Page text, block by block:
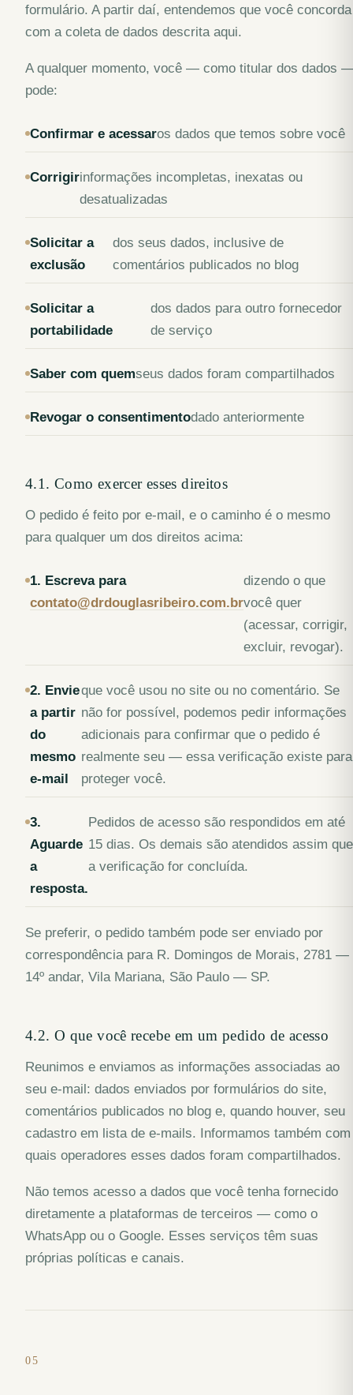
formulário. A partir daí, entendemos que você concorda
com a coleta de dados descrita aqui.
A qualquer momento, você — como titular dos dados
pode:
Confirmar e acessaros dados que temos sobre você
Corrigirinformações incompletas, inexatas ou
desatualizadas
Solicitar a
exclusão
dos seus dados, inclusive de
comentários publicados no blog
Solicitar a
portabilidade
dos dados para outro fornecedor
de serviço
Saber com quemseus dados foram compartilhados
Revogar o consentimentodado anteriormente
4.1. Como exercer esses direitos
O pedido é feito por e-mail, e o caminho é o mesmo
para qualquer um dos direitos acima:
1. Escreva para
contato@drdouglasribeiro.com.br
dizendo o que
você quer
(acessar, corrigir,
excluir, revogar).
2. Envie
a partir
do
mesmo
e-mail
que você usou no site ou no comentário. Se
não for possível, podemos pedir informações
adicionais para confirmar que o pedido é
realmente seu — essa verificação existe para
proteger você.
3.
Aguarde
a
resposta.
Pedidos de acesso são respondidos em até
15 dias. Os demais são atendidos assim que
a verificação for concluída.
Se preferir, o pedido também pode ser enviado por
correspondência para R. Domingos de Morais, 2781 —
14º andar, Vila Mariana, São Paulo — SP.
4.2. O que você recebe em um pedido de acesso
Reunimos e enviamos as informações associadas ao
seu e-mail: dados enviados por formulários do site,
comentários publicados no blog e, quando houver, seu
cadastro em lista de e-mails. Informamos também com
quais operadores esses dados foram compartilhados.
Não temos acesso a dados que você tenha fornecido
diretamente a plataformas de terceiros — como o
WhatsApp ou o Google. Esses serviços têm suas
próprias políticas e canais.
05